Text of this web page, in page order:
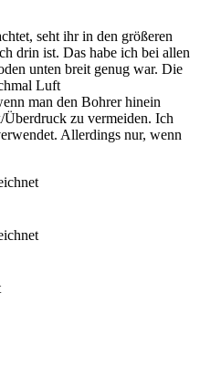
seht ihr in den größeren
drin ist. Das habe ich bei allen
unten breit genug war. Die
Luft
man den Bohrer hinein
zu vermeiden. Ich
Allerdings nur, wenn